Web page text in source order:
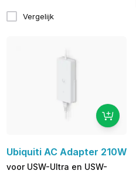
Vergelijk
Ubiquiti AC Adapter 210W
voor USW-Ultra en USW-